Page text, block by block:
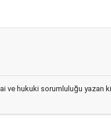
ve hukuki sorumluluğu yazan